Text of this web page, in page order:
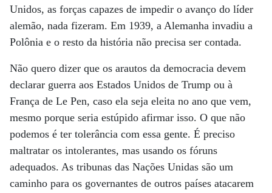
Unidos, as forças capazes de impedir o avanço do líder
alemão, nada fizeram. Em 1939, a Alemanha invadiu a
Polônia e o resto da história não precisa ser contada.
Não quero dizer que os arautos da democracia devem
declarar guerra aos Estados Unidos de Trump ou à
França de Le Pen, caso ela seja eleita no ano que vem,
mesmo porque seria estúpido afirmar isso. O que não
podemos é ter tolerância com essa gente. É preciso
maltratar os intolerantes, mas usando os fóruns
adequados. As tribunas das Nações Unidas são um
caminho para os governantes de outros países atacarem